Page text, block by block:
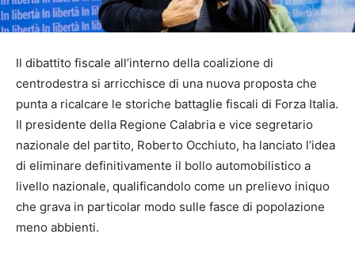
Il dibattito fiscale all’interno della coalizione di
centrodestra si arricchisce di una nuova proposta che
punta a ricalcare le storiche battaglie fiscali di Forza Italia.
Il presidente della Regione Calabria e vice segretario
nazionale del partito, Roberto Occhiuto, ha lanciato l’idea
di eliminare definitivamente il bollo automobilistico a
livello nazionale, qualificandolo come un prelievo iniquo
che grava in particolar modo sulle fasce di popolazione
meno abbienti.